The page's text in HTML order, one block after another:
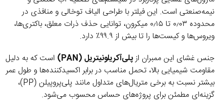
نیمه‌صنعتی است. این فیلتر با طراحی الیاف توخالی و منافذی در
محدوده ۰٫۰۳ تا ۰٫۱۵ میکرون، توانایی حذف ذرات معلق، باکتری‌ها،
ویروس‌ها و کیست‌ها را تا بیش از ۹۹.۹٪ دارد.
جنس غشای این ممبران ازپلی‌آکریلونیتریل (PAN)
است که به دلیل
مقاومت شیمیایی بالا، تحمل مناسب در برابر اکسیدکننده‌ها و طول عمر
بیشتر نسبت به برخی متریال‌های متداول مانند پلی‌پروپیلن (PP)،
گزینه‌ای مطمئن برای پروژه‌های حساس محسوب می‌شود.